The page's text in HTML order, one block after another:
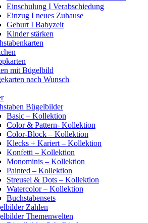
Einschulung I Verabschiedung
Einzug I neues Zuhause
Geburt I Babyzeit
Kinder stärken
mit Bügelbild
nach Wunsch
Bügelbilder
Basic – Kollektion
Color & Pattern- Kollektion
Color-Block – Kollektion
Klecks + Kariert – Kollektion
Konfetti – Kollektion
Monominis – Kollektion
Painted – Kollektion
Streusel & Dots – Kollektion
Watercolor – Kollektion
Buchstabensets
Zahlen
Themenwelten